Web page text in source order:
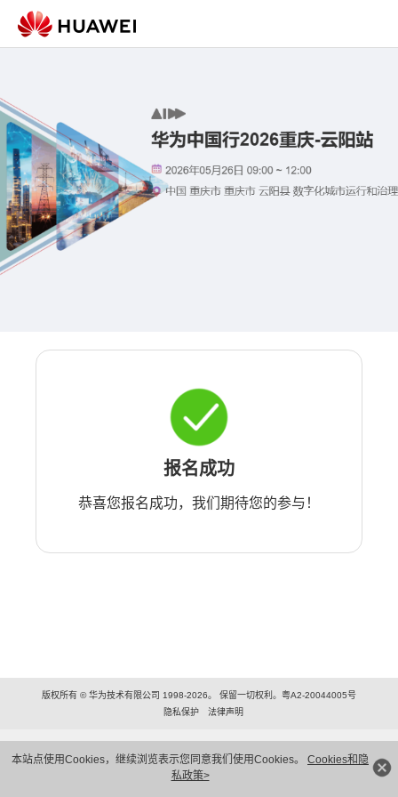
本站点使用Cookies，继续浏览表示您同意我们使用Cookies。 Cookies和隐
私政策>
报名成功
恭喜您报名成功，我们期待您的参与！
版权所有 © 华为技术有限公司 1998-2026。 保留一切权利。粤A2-20044005号
隐私保护
法律声明